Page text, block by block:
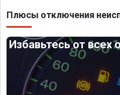
Плюсы отключения
Избавьтесь от всех